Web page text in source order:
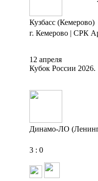
Кузбасс (Кемерово)
г. Кемерово | СРК
12 апреля
Кубок России 2026.
Динамо-ЛО
3 : 0